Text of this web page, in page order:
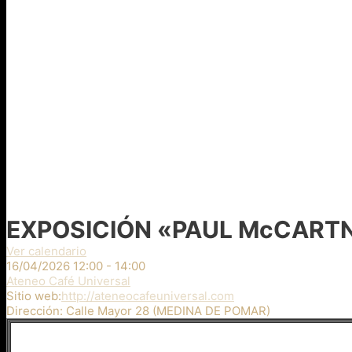
EXPOSICIÓN «PAUL
Ver calendario
16/04/2026 12:00 - 14:00
Ateneo Café Universal
Sitio web:http://ateneocafeuniversal.com
Dirección: Calle Mayor 28 (MEDINA DE POMAR)